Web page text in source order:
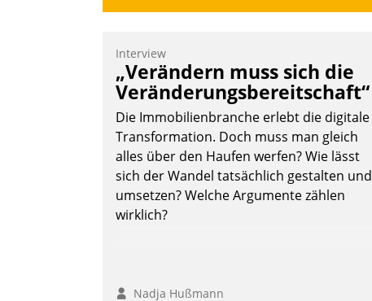
Interview
„Verändern muss sich die
Veränderungsbereitschaft“
Die Immobilienbranche erlebt die digitale
Transformation. Doch muss man gleich
alles über den Haufen werfen? Wie lässt
sich der Wandel tatsächlich gestalten und
umsetzen? Welche Argumente zählen
wirklich?
Nadja Hußmann